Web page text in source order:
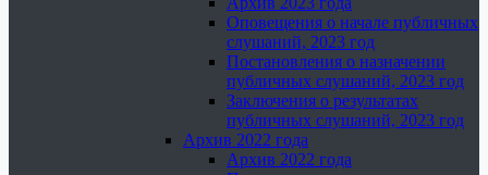
Оповещения о начале публичных
слушаний, 2023 год
Постановления о назначении
публичных слушаний, 2023 год
Заключения о результатах
публичных слушаний, 2023 год
Архив 2022 года
Архив 2022 года